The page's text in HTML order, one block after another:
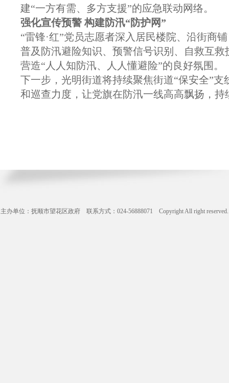
建“一方有需、多方支援”的应急联动网络。
强化宣传预警 构建防汛“防护网”
“雷锋·红”党员志愿者深入居民楼院、沿街商
普及防汛避险知识、预警信号识别、自救互
营造“人人知防汛、人人懂避险”的良好氛围。
下一步，光明街道将持续聚焦街道“保安全”
和巡查力度，让党旗在防汛一线高高飘扬，
主办单位：抚顺市望花区政府 联系方式：024-56888071 Copyright All right